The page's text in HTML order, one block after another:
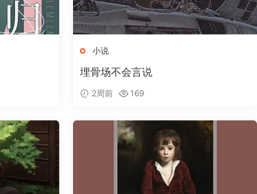
小说
埋骨场不会言说
2周前 169